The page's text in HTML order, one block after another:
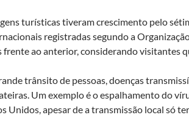
turísticas tiveram crescimento pelo
registradas segundo a
frente ao anterior, considerando visitantes
trânsito de pessoas, doenças
Um exemplo é o espalhamento do
Unidos, apesar de a transmissão local só
amarela na iminência das fronteiras